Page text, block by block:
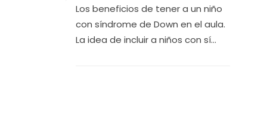
Los beneficios de tener a un niño
con síndrome de Down en el aula.
La idea de incluir a niños con sí...